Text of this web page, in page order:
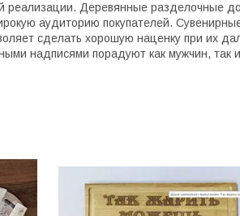
реализации. Деревянные разделочные
аудиторию покупателей.
сделать хорошую наценку при их
надписями порадуют как мужчин,